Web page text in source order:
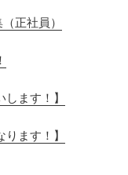
正社員）
ます！】
ます！】